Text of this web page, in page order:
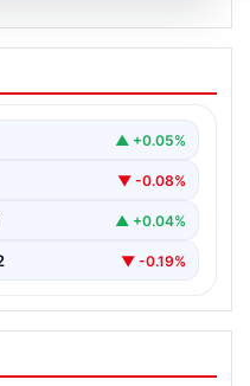
mart ayı
▲ +0.05%
▼ -0.08%
▲ +0.04%
▼ -0.19%